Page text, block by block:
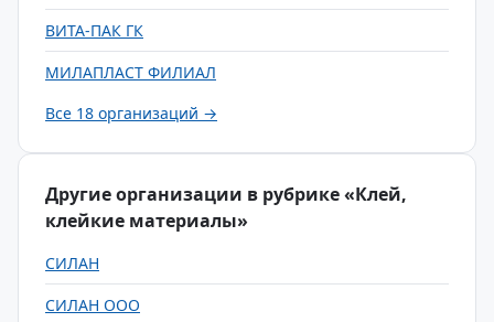
ВИТА-ПАК ГК
МИЛАПЛАСТ ФИЛИАЛ
Все 18 организаций →
Другие организации в рубрике «Клей,
клейкие материалы»
СИЛАН
СИЛАН ООО